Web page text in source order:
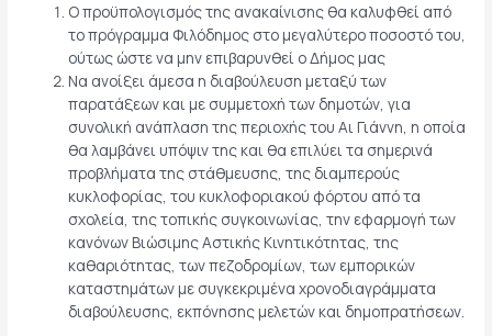
Ο προϋπολογισμός της ανακαίνισης θα καλυφθεί από
το πρόγραμμα Φιλόδημος στο μεγαλύτερο ποσοστό του,
ούτως ώστε να μην επιβαρυνθεί ο Δήμος μας
Να ανοίξει άμεσα η διαβούλευση μεταξύ των
παρατάξεων και με συμμετοχή των δημοτών, για
συνολική ανάπλαση της περιοχής του Αι Γιάννη, η οποία
θα λαμβάνει υπόψιν της και θα επιλύει τα σημερινά
προβλήματα της στάθμευσης, της διαμπερούς
κυκλοφορίας, του κυκλοφοριακού φόρτου από τα
σχολεία, της τοπικής συγκοινωνίας, την εφαρμογή των
κανόνων Βιώσιμης Αστικής Κινητικότητας, της
καθαριότητας, των πεζοδρομίων, των εμπορικών
καταστημάτων με συγκεκριμένα χρονοδιαγράμματα
διαβούλευσης, εκπόνησης μελετών και δημοπρατήσεων.